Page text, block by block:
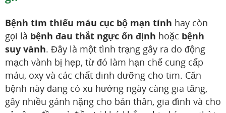
Bệnh tim thiếu máu cục bộ mạn tính hay còn
gọi là bệnh đau thắt ngực ổn định hoặc bệnh
suy vành. Đây là một tình trạng gây ra do động
mạch vành bị hẹp, từ đó làm hạn chế cung cấp
máu, oxy và các chất dinh dưỡng cho tim. Căn
bệnh này đang có xu hướng ngày càng gia tăng,
gây nhiều gánh nặng cho bản thân, gia đình và cho